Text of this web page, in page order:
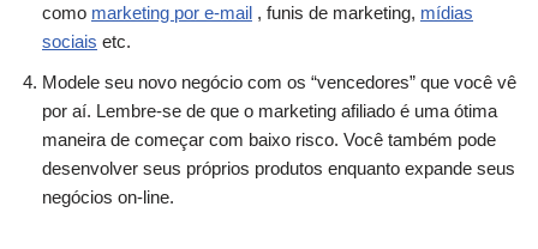
como marketing por e-mail , funis de marketing, mídias
sociais etc.
Modele seu novo negócio com os “vencedores” que você vê
por aí. Lembre-se de que o marketing afiliado é uma ótima
maneira de começar com baixo risco. Você também pode
desenvolver seus próprios produtos enquanto expande seus
negócios on-line.